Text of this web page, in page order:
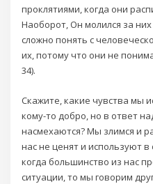
проклятиями, когда они
Наоборот, Он молился за
сложно понять с
их, потому что они не
34).
Скажите, какие чувства мы
кому-то добро, но в ответ
насмехаются? Мы злимся и
нас не ценят и используют
когда большинство из нас
ситуации, то мы говорим